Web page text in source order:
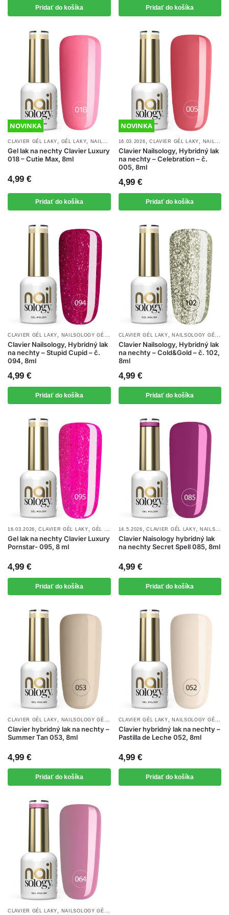
Pridať do košíka Pridať do košíka
NOVINKA
CLAVIER GÉL LAKY GÉL LAKY NAILSOLOGY GÉL LAKY , NOVINKY
Gel lak na nechty Clavier Luxury
018 – Cutie Max, 8ml
4,99 €
Pridať do košíka
NOVINKA
16.03.2026 CLAVIER GÉL LAKY NAILSOLOGY GÉL LAKY
Clavier Nailsology, Hybridný lak
na nechty – Celebration – č.
005, 8ml
4,99 €
Pridať do košíka
CLAVIER GÉL LAKY NAILSOLOGY GÉL LAKY ,NOVINKY
Clavier Nailsology, Hybridný lak
na nechty – Stupid Cupid – č.
094, 8ml
4,99 €
Pridať do košíka
CLAVIER GÉL LAKY ,NAILSOLOGY GÉL LAKY
Clavier Nailsology, Hybridný lak
na nechty – Cold&Gold – č. 102,
8ml
4,99 €
Pridať do košíka
16.03.2026 ,CLAVIER GÉL LAKY ,GÉL LAKY ,NAILSOLOGY GÉL LAKY ,NOVINKY
Gel lak na nechty Clavier Luxury
Pornstar- 095, 8 ml
4,99 €
Pridať do košíka
14.5.2026 ,CLAVIER GÉL LAKY NAILSOLOGY GÉL LAKY
Clavier Naisology hybridný lak
na nechty Secret Spell 085, 8ml
4,99 €
Pridať do košíka
CLAVIER GÉL LAKY NAILSOLOGY GÉL LAKY ,NOVINKY
Clavier hybridný lak na nechty –
Summer Tan 053, 8ml
4,99 €
Pridať do košíka
CLAVIER GÉL LAKY ,NAILSOLOGY GÉL LAKY
Clavier hybridný lak na nechty –
Pastilla de Leche 052, 8ml
4,99 €
Pridať do košíka
CLAVIER GÉL LAKY NAILSOLOGY GÉL LAKY